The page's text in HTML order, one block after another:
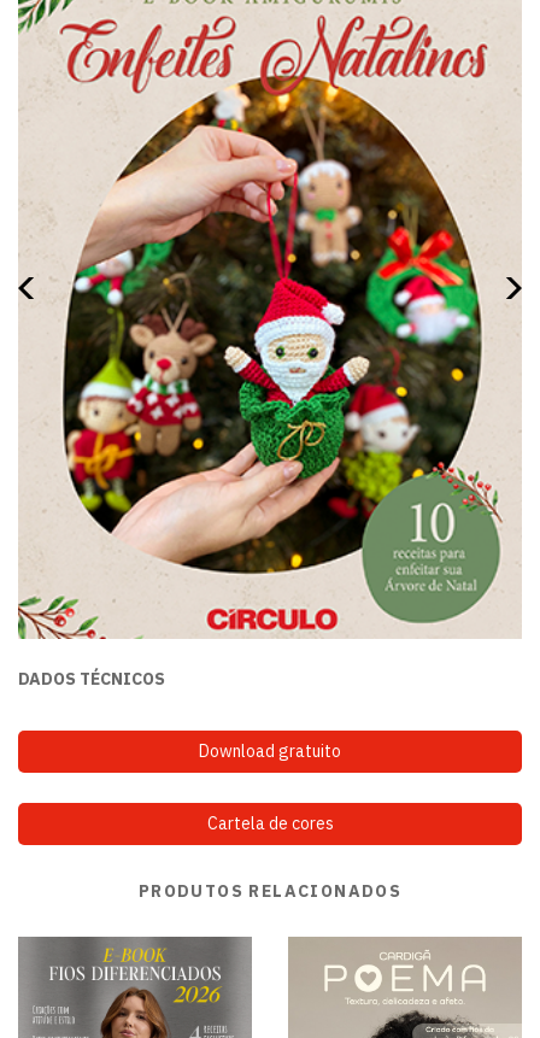
DADOS TÉCNICOS
Download gratuito
Cartela de cores
PRODUTOS RELACIONADOS